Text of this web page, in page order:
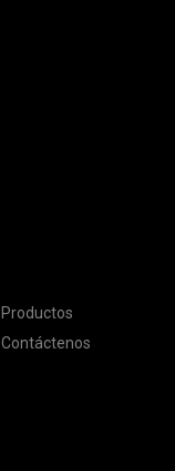
Productos
Contáctenos